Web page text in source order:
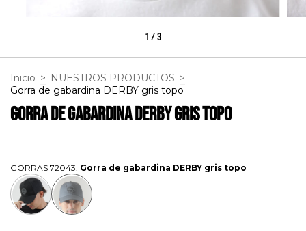
1 /3
Inicio > NUESTROS PRODUCTOS >
Gorra de gabardina DERBY gris topo
Gorra de gabardina DERBY gris topo
GORRAS 72043: Gorra de gabardina DERBY gris topo